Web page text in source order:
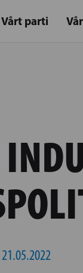
Vårt parti
21.05.2022